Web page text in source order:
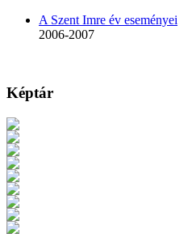
A Szent Imre év eseményei
2006-2007
Képtár